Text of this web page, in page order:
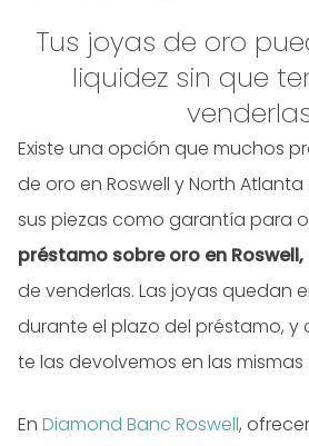
Tus joyas de oro
liquidez sin que
Existe una opción que muchos
de oro en Roswell y North
sus piezas como garantía para
préstamo sobre oro en Roswell,
de venderlas. Las joyas quedan
durante el plazo del préstamo, y
te las devolvemos en las
En Diamond Banc Roswell,